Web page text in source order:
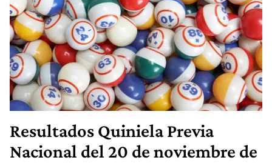
Resultados Quiniela Previa
Nacional del 20 de noviembre de